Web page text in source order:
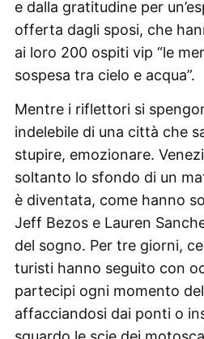
e dalla gratitudine per
offerta dagli sposi, che
ai loro 200 ospiti vip “le
sospesa tra cielo e acqua”.
Mentre i riflettori si
indelebile di una città che
stupire, emozionare.
soltanto lo sfondo di un
è diventata, come hanno
Jeff Bezos e Lauren
del sogno. Per tre giorni,
turisti hanno seguito con
partecipi ogni momento
affacciandosi dai ponti o